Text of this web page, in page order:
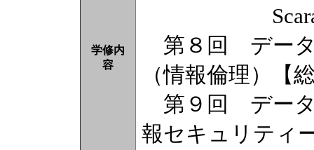
学修内
容
Scaratchに
第８回 データ
（情報倫理）【
第９回 データ
報セキュリティ